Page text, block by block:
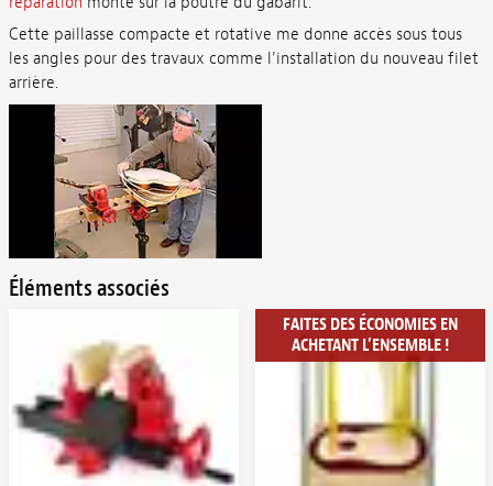
Cette paillasse compacte et rotative me donne accès sous tous
les angles pour des travaux comme l’installation du nouveau filet
arrière.
Éléments associés
FAITES DES ÉCONOMIES EN
ACHETANT L’ENSEMBLE !